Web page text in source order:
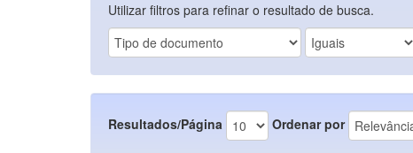
Utilizar filtros para refinar o resultado de busca.
Resultados/Página Ordenar por